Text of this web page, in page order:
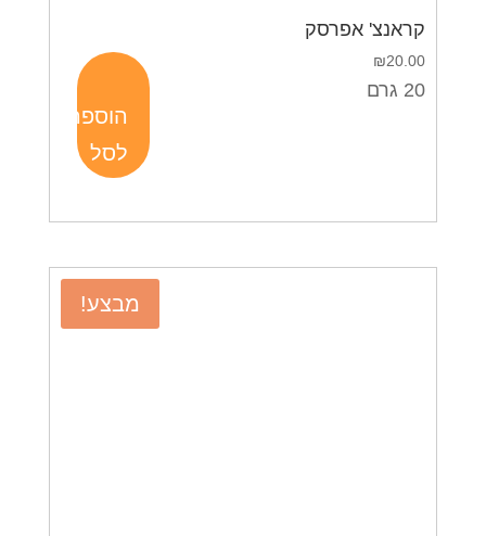
קראנצ' אפרסק
₪20.00
הוספה
לסל
20 גרם
מבצע!